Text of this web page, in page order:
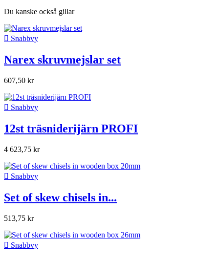
Du kanske också gillar
 Snabbvy
Narex skruvmejslar set
607,50 kr
 Snabbvy
12st träsniderijärn PROFI
4 623,75 kr
 Snabbvy
Set of skew chisels in...
513,75 kr
 Snabbvy